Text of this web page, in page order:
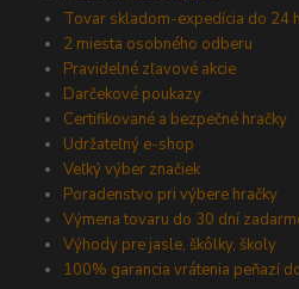
Tovar skladom-expedícia do 24
2 miesta osobného odberu
Pravidelné zľavové akcie
Darčekové poukazy
Certifikované a bezpečné hračky
Udržateľný e-shop
Veľký výber značiek
Poradenstvo pri výbere hračky
Výmena tovaru do 30 dní
Výhody pre jasle, škôlky, školy
100% garancia vrátenia peňazí